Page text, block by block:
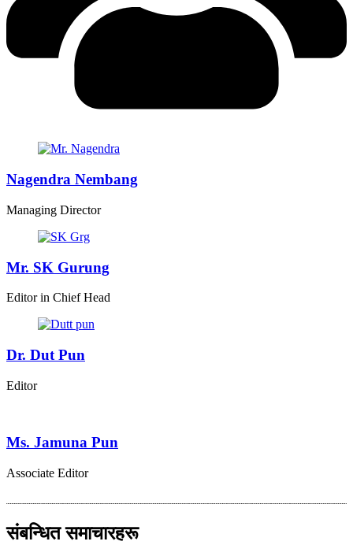
Nagendra Nembang
Managing Director
Mr. SK Gurung
Editor in Chief Head
Dr. Dut Pun
Editor
Ms. Jamuna Pun
Associate Editor
संबन्धित समाचारहरू